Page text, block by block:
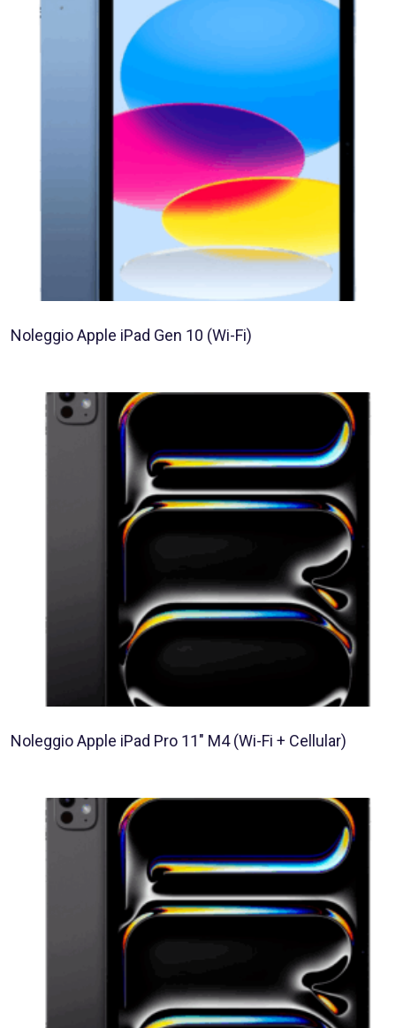
Noleggio Apple iPad Gen 10 (Wi-Fi)
Noleggio Apple iPad Pro 11″ M4 (Wi-Fi + Cellular)